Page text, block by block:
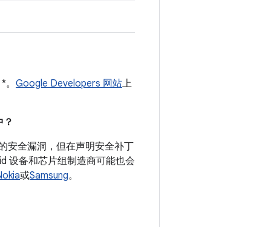
Google Developers 网站上
安全漏洞，但在声明安全补丁
设备和芯片组制造商可能也会
或Samsung。